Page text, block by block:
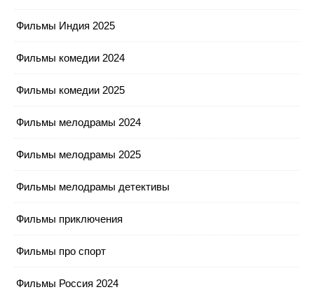
Фильмы Индия 2025
Фильмы комедии 2024
Фильмы комедии 2025
Фильмы мелодрамы 2024
Фильмы мелодрамы 2025
Фильмы мелодрамы детективы
Фильмы приключения
Фильмы про спорт
Фильмы Россия 2024